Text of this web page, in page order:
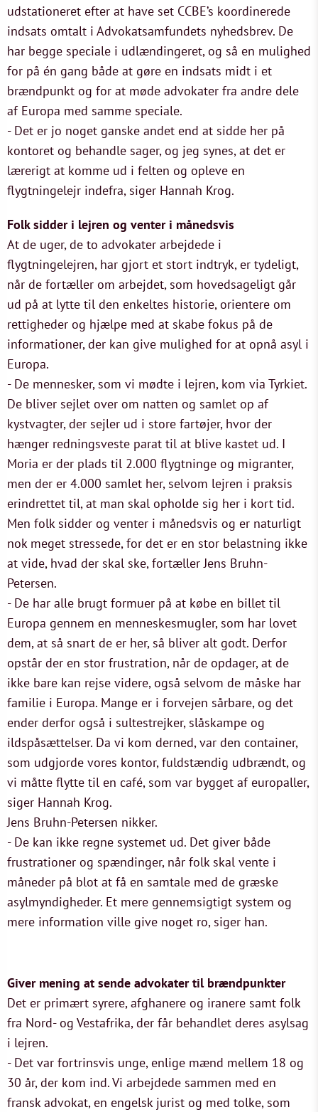
udstationeret efter at have set CCBE’s koordinerede
indsats omtalt i Advokatsamfundets nyhedsbrev. De
har begge speciale i udlændingeret, og så en mulighed
for på én gang både at gøre en indsats midt i et
brændpunkt og for at møde advokater fra andre dele
af Europa med samme speciale.
- Det er jo noget ganske andet end at sidde her på
kontoret og behandle sager, og jeg synes, at det er
lærerigt at komme ud i felten og opleve en
flygtningelejr indefra, siger Hannah Krog.
Folk sidder i lejren og venter i månedsvis
At de uger, de to advokater arbejdede i
flygtningelejren, har gjort et stort indtryk, er tydeligt,
når de fortæller om arbejdet, som hovedsageligt går
ud på at lytte til den enkeltes historie, orientere om
rettigheder og hjælpe med at skabe fokus på de
informationer, der kan give mulighed for at opnå asyl i
Europa.
- De mennesker, som vi mødte i lejren, kom via Tyrkiet.
De bliver sejlet over om natten og samlet op af
kystvagter, der sejler ud i store fartøjer, hvor der
hænger redningsveste parat til at blive kastet ud. I
Moria er der plads til 2.000 flygtninge og migranter,
men der er 4.000 samlet her, selvom lejren i praksis
erindrettet til, at man skal opholde sig her i kort tid.
Men folk sidder og venter i månedsvis og er naturligt
nok meget stressede, for det er en stor belastning ikke
at vide, hvad der skal ske, fortæller Jens Bruhn-
Petersen.
- De har alle brugt formuer på at købe en billet til
Europa gennem en menneskesmugler, som har lovet
dem, at så snart de er her, så bliver alt godt. Derfor
opstår der en stor frustration, når de opdager, at de
ikke bare kan rejse videre, også selvom de måske har
familie i Europa. Mange er i forvejen sårbare, og det
ender derfor også i sultestrejker, slåskampe og
ildspåsættelser. Da vi kom derned, var den container,
som udgjorde vores kontor, fuldstændig udbrændt, og
vi måtte flytte til en café, som var bygget af europaller,
siger Hannah Krog.
Jens Bruhn-Petersen nikker.
- De kan ikke regne systemet ud. Det giver både
frustrationer og spændinger, når folk skal vente i
måneder på blot at få en samtale med de græske
asylmyndigheder. Et mere gennemsigtigt system og
mere information ville give noget ro, siger han.
Giver mening at sende advokater til brændpunkter
Det er primært syrere, afghanere og iranere samt folk
fra Nord- og Vestafrika, der får behandlet deres asylsag
i lejren.
- Det var fortrinsvis unge, enlige mænd mellem 18 og
30 år, der kom ind. Vi arbejdede sammen med en
fransk advokat, en engelsk jurist og med tolke, som